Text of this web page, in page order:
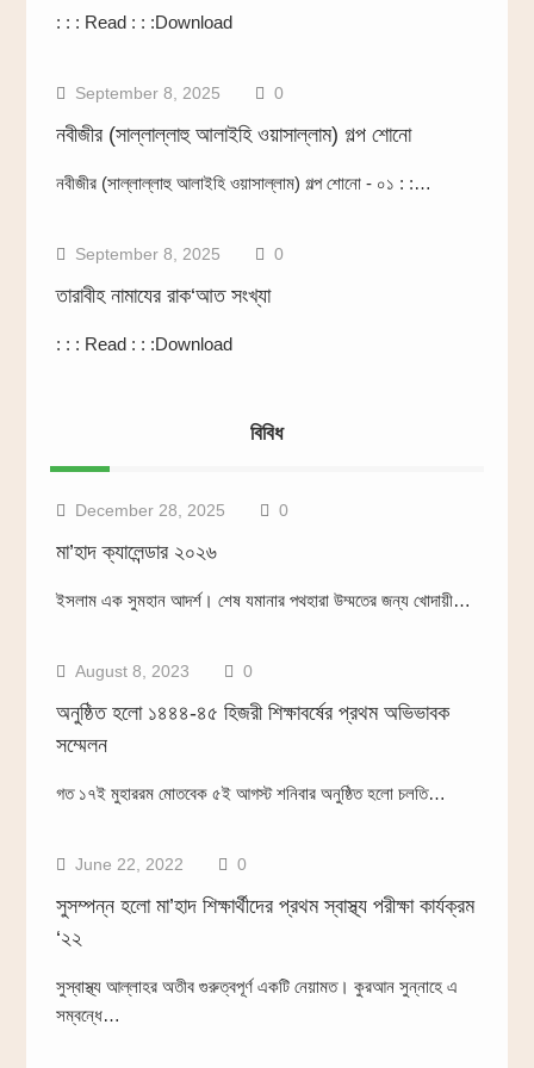
: : : Read : : :Download
নবীজীর (সাল্লাল্লাহু আলাইহি ওয়াসাল্লাম) গল্প শোনো
September 8, 2025 0
নবীজীর (সাল্লাল্লাহু আলাইহি ওয়াসাল্লাম) গল্প শোনো
নবীজীর (সাল্লাল্লাহু আলাইহি ওয়াসাল্লাম) গল্প শোনো - ০১ : :…
তারাবীহ নামাযের রাক‘আত সংখ্যা
September 8, 2025 0
তারাবীহ নামাযের রাক‘আত সংখ্যা
: : : Read : : :Download
বিবিধ
December 28, 2025 0
মা’হাদ ক্যালেন্ডার ২০২৬
ইসলাম এক সুমহান আদর্শ। শেষ যমানার পথহারা উম্মতের জন্য খোদায়ী…
বিবিধ
August 8, 2023 0
অনুষ্ঠিত হলো ১৪৪৪-৪৫ হিজরী শিক্ষাবর্ষের প্রথম অভিভাবক
সম্মেলন
গত ১৭ই মুহাররম মোতবেক ৫ই আগস্ট শনিবার অনুষ্ঠিত হলো চলতি…
বিবিধ
June 22, 2022 0
সুসম্পন্ন হলো মা’হাদ শিক্ষার্থীদের প্রথম স্বাস্থ্য পরীক্ষা কার্যক্রম
‘২২
সুস্বাস্থ্য আল্লাহর অতীব গুরুত্বপূর্ণ একটি নেয়ামত। কুরআন সুন্নাহে এ
সম্বন্ধে…